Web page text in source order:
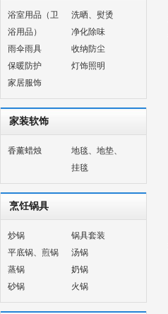
浴室用品（卫
浴用品）
洗晒、熨烫
净化除味
雨伞雨具
收纳防尘
保暖防护
灯饰照明
家居服饰
家装软饰
香薰蜡烛
地毯、地垫、
挂毯
烹饪锅具
炒锅
锅具套装
平底锅、煎锅
汤锅
蒸锅
奶锅
砂锅
火锅